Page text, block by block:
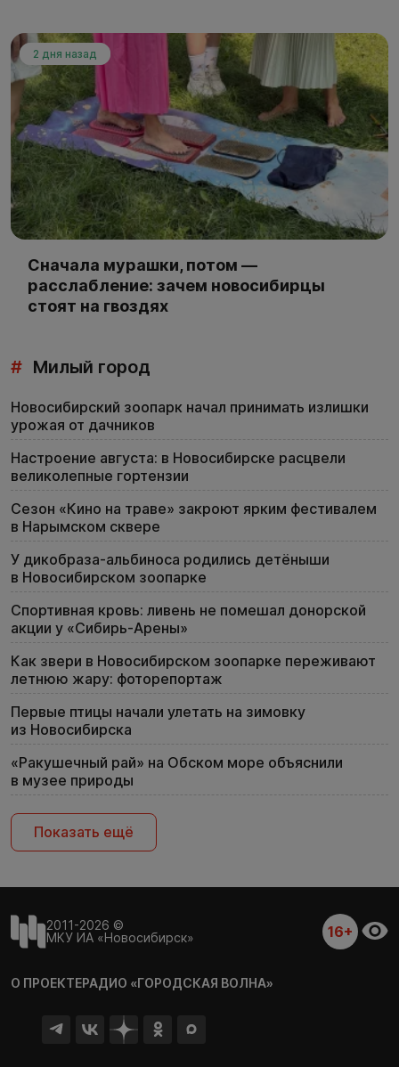
2 дня назад
Сначала мурашки, потом —
расслабление: зачем новосибирцы
стоят на гвоздях
# Милый город
Новосибирский зоопарк начал принимать излишки
урожая от дачников
Настроение августа: в Новосибирске расцвели
великолепные гортензии
Сезон «Кино на траве» закроют ярким фестивалем
в Нарымском сквере
У дикобраза-альбиноса родились детёныши
в Новосибирском зоопарке
Спортивная кровь: ливень не помешал донорской
акции у «Сибирь-Арены»
Как звери в Новосибирском зоопарке переживают
летнюю жару: фоторепортаж
Первые птицы начали улетать на зимовку
из Новосибирска
«Ракушечный рай» на Обском море объяснили
в музее природы
Показать ещё
2011-2026 ©
МКУ ИА «Новосибирск»
16+
О ПРОЕКТЕРАДИО «ГОРОДСКАЯ ВОЛНА»